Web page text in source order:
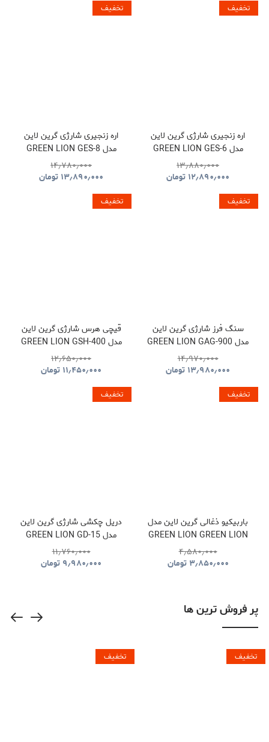
تخفیف
اره زنجیری شارژی گرین لاین
مدل GREEN LION GES-6
CORDLESS ELECTRIC
CHAINSAW
۱۳٫۸۸۰٫۰۰۰
۱۲٫۸۹۰٫۰۰۰ تومان
تخفیف
اره زنجیری شارژی گرین لاین
مدل GREEN LION GES-8
BRUSHLESS CORDLESS
CHAINSAW GNOCSWTLGN
۱۴٫۷۸۰٫۰۰۰
۱۳٫۸۹۰٫۰۰۰ تومان
تخفیف
سنگ فرز شارژی گرین لاین
مدل GREEN LION GAG-900
CORDLESS ANGLE
GRINDER TOOL
۱۴٫۹۷۰٫۰۰۰
۱۳٫۹۸۰٫۰۰۰ تومان
تخفیف
قیچی هرس شارژی گرین لاین
مدل GREEN LION GSH-400
ELECTRIC PRUNING
SHEARS TOOL CORDLESS
۱۲٫۶۵۰٫۰۰۰
۱۱٫۴۵۰٫۰۰۰ تومان
تخفیف
باربیکیو ذغالی گرین لاین مدل
GREEN LION GREEN LION
QUDRA FOLDABLE BBQ
GRILL GNQDRBBQSTBK
۴٫۵۸۰٫۰۰۰
۳٫۸۵۰٫۰۰۰ تومان
تخفیف
دریل چکشی شارژی گرین لاین
مدل GREEN LION GD-15
PRO DRIVE CORDLESS
HAMMER DRILL
۱۱٫۷۶۰٫۰۰۰
۹٫۹۸۰٫۰۰۰ تومان
پر فروش ترین ها
تخفیف تخفیف